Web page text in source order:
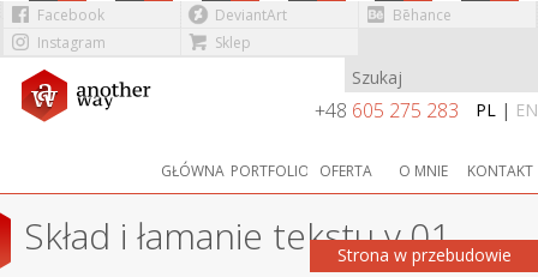
Facebook DeviantArt
Bēhance
Instagram
Sklep
+48 605 275 283 PL | EN
GŁÓWNA PORTFOLIO OFERTA O MNIE KONTAKT
Strona w przebudowie
Skład i łamanie tekstu v.01